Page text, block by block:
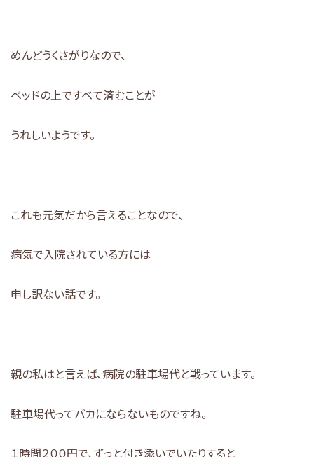
めんどうくさがりなので、
ベッドの上ですべて済むことが
うれしいようです。
これも元気だから言えることなので、
病気で入院されている方には
申し訳ない話です。
親の私はと言えば、病院の駐車場代と戦っています。
駐車場代ってバカにならないものですね。
１時間２００円で、ずっと付き添いでいたりすると